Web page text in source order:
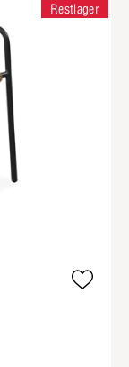
Restlager